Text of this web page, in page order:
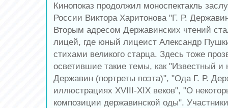
Кинопоказ продолжил моноспектакль
России Виктора Харитонова "Г. Р.
Вторым адресом Державинских чтений
лицей, где юный лицеист Александр
стихами великого старца. Здесь тоже
осветившие такие темы, как "Известный и
Державин (портреты поэта)", "Ода Г. Р.
иллюстрациях ХVIII-ХIХ веков", "О
композиции державинской оды".